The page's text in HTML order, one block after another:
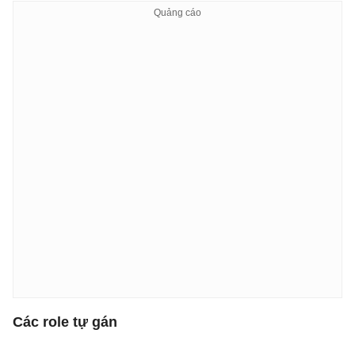
Các role tự gán